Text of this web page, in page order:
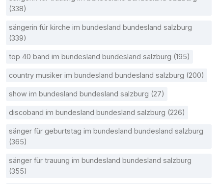
(338)
sängerin für kirche im bundesland bundesland salzburg
(339)
top 40 band im bundesland bundesland salzburg (195)
country musiker im bundesland bundesland salzburg (200)
show im bundesland bundesland salzburg (27)
discoband im bundesland bundesland salzburg (226)
sänger für geburtstag im bundesland bundesland salzburg
(365)
sänger für trauung im bundesland bundesland salzburg
(355)